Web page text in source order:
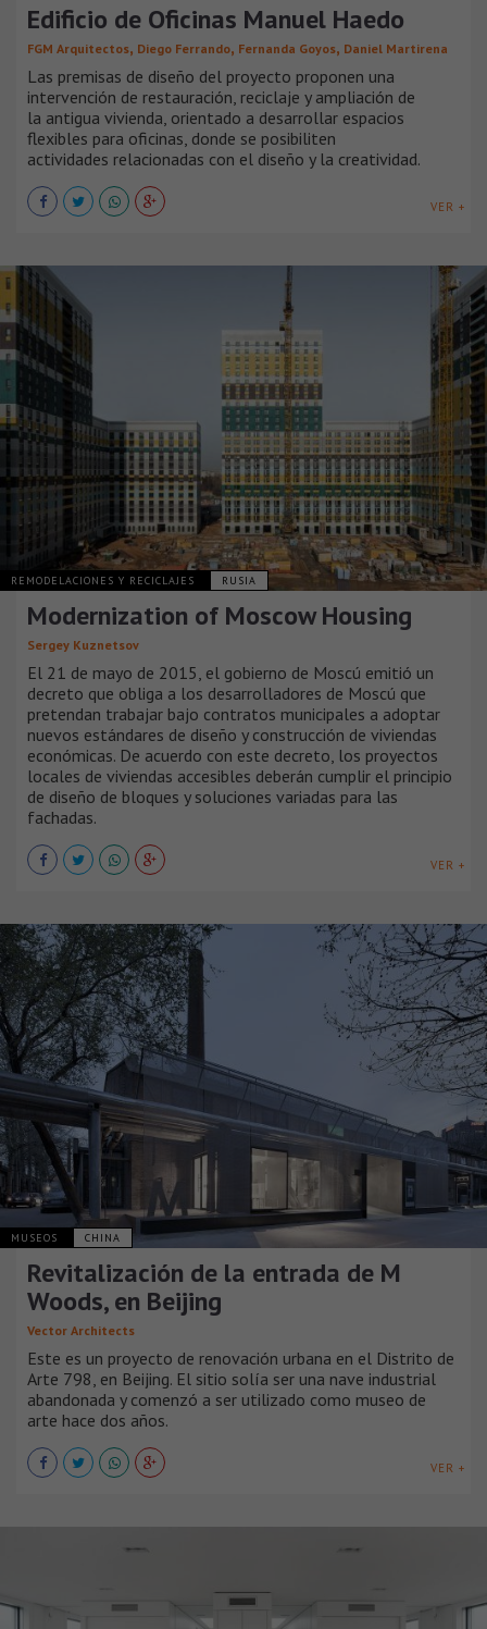
Edificio de Oficinas Manuel Haedo
FGM Arquitectos, Diego Ferrando, Fernanda Goyos, Daniel Martirena
Las premisas de diseño del proyecto proponen una
intervención de restauración, reciclaje y ampliación de
la antigua vivienda, orientado a desarrollar espacios
flexibles para oficinas, donde se posibiliten
actividades relacionadas con el diseño y la creatividad.
VER +
REMODELACIONES Y RECICLAJES RUSIA
Modernization of Moscow Housing
Sergey Kuznetsov
El 21 de mayo de 2015, el gobierno de Moscú emitió un
decreto que obliga a los desarrolladores de Moscú que
pretendan trabajar bajo contratos municipales a adoptar
nuevos estándares de diseño y construcción de viviendas
económicas. De acuerdo con este decreto, los proyectos
locales de viviendas accesibles deberán cumplir el principio
de diseño de bloques y soluciones variadas para las
fachadas.
VER +
MUSEOS CHINA
Revitalización de la entrada de M
Woods, en Beijing
Vector Architects
Este es un proyecto de renovación urbana en el Distrito de
Arte 798, en Beijing. El sitio solía ser una nave industrial
abandonada y comenzó a ser utilizado como museo de
arte hace dos años.
VER +